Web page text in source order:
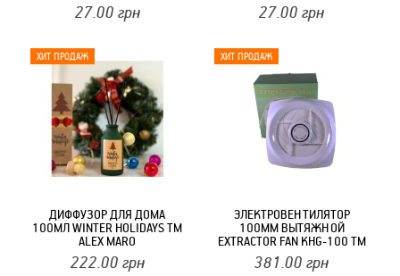
27.00 грн 27.00 грн
ДИФФУЗОР ДЛЯ ДОМА
100МЛ WINTER HOLIDAYS ТМ
ALEX MARO
222.00 грн
ЭЛЕКТРОВЕНТИЛЯТОР
100ММ ВЫТЯЖНОЙ
EXTRACTOR FAN KHG-100 ТМ
RTX
381.00 грн